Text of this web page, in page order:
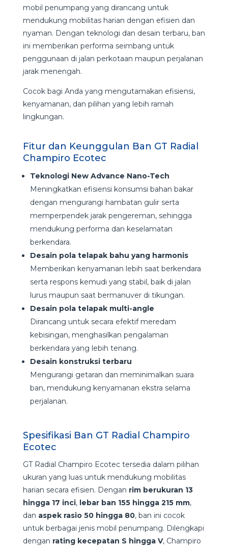
mobil penumpang yang dirancang untuk
mendukung mobilitas harian dengan efisien dan
nyaman. Dengan teknologi dan desain terbaru, ban
ini memberikan performa seimbang untuk
penggunaan di jalan perkotaan maupun perjalanan
jarak menengah.
Cocok bagi Anda yang mengutamakan efisiensi,
kenyamanan, dan pilihan yang lebih ramah
lingkungan.
Fitur dan Keunggulan Ban GT Radial
Champiro Ecotec
Teknologi New Advance Nano-Tech
Meningkatkan efisiensi konsumsi bahan bakar
dengan mengurangi hambatan gulir serta
memperpendek jarak pengereman, sehingga
mendukung performa dan keselamatan
berkendara.
Desain pola telapak bahu yang harmonis
Memberikan kenyamanan lebih saat berkendara
serta respons kemudi yang stabil, baik di jalan
lurus maupun saat bermanuver di tikungan.
Desain pola telapak multi-angle
Dirancang untuk secara efektif meredam
kebisingan, menghasilkan pengalaman
berkendara yang lebih tenang.
Desain konstruksi terbaru
Mengurangi getaran dan meminimalkan suara
ban, mendukung kenyamanan ekstra selama
perjalanan.
Spesifikasi Ban GT Radial Champiro
Ecotec
GT Radial Champiro Ecotec tersedia dalam pilihan
ukuran yang luas untuk mendukung mobilitas
harian secara efisien. Dengan rim berukuran 13
hingga 17 inci, lebar ban 155 hingga 215 mm,
dan aspek rasio 50 hingga 80, ban ini cocok
untuk berbagai jenis mobil penumpang. Dilengkapi
dengan rating kecepatan S hingga V, Champiro